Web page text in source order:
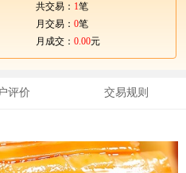
共交易： 1笔
月交易： 0笔
月成交： 0.00元
评价 交易规则